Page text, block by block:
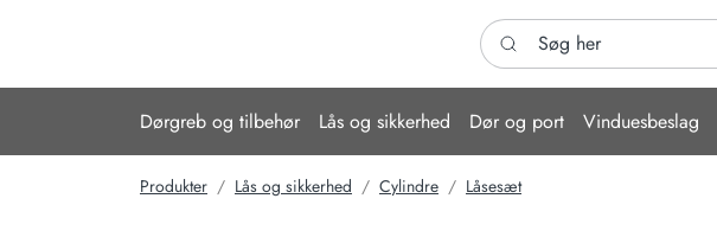
Søg her
Dørgreb og tilbehør Lås og sikkerhed Dør og port Vinduesbeslag
Produkter Lås og sikkerhed Cylindre Låsesæt